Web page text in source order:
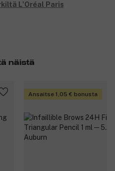
L'Oréal Paris
näistä
Ansaitse 1,05 € bonusta